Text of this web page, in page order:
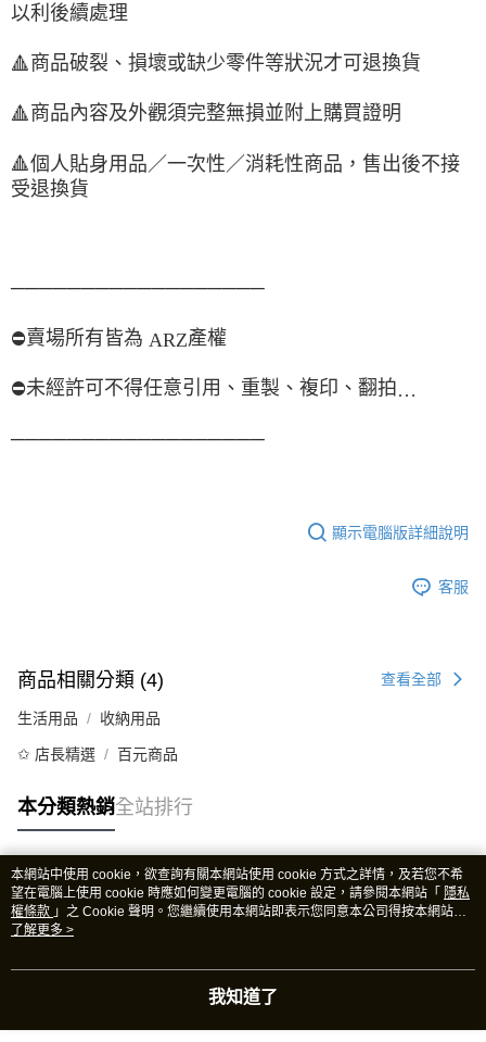
以利後續處理
🔺商品破裂、損壞或缺少零件等狀況才可退換貨
🔺商品內容及外觀須完整無損並附上購買證明
🔺個人貼身用品／一次性／消耗性商品，售出後不接
受退換貨
──────────────────
⛔賣場所有皆為 ARZ產權
⛔未經許可不得任意引用、重製、複印、翻拍…
──────────────────
顯示電腦版詳細說明
客服
商品相關分類 (4) 查看全部
生活用品 收納用品
✩ 店長精選 百元商品
本分類熱銷全站排行
熱門標籤
本網站中使用 cookie，欲查詢有關本網站使用 cookie 方式之詳情，及若您不希
望在電腦上使用 cookie 時應如何變更電腦的 cookie 設定，請參閱本網站「 隱私
權條款 」之 Cookie 聲明。您繼續使用本網站即表示您同意本公司得按本網站使
用條款之 Cookie 聲明使用 cookie。
了解更多 >
我知道了